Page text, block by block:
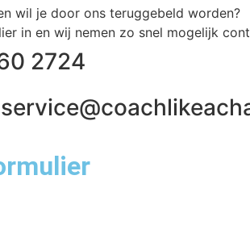
wil je door ons teruggebeld worden?
in en wij nemen zo snel mogelijk
2724